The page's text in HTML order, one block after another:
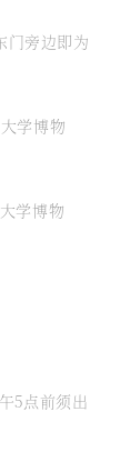
门旁边即为
学博物
学博物
5点前须出